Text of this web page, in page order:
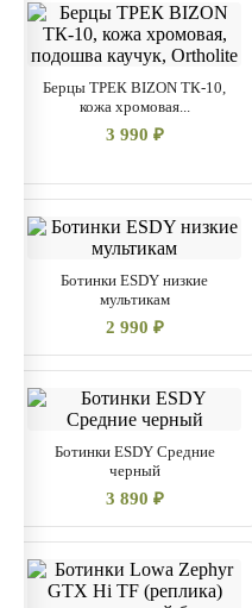
Берцы ТРЕК BIZON ТК-10,
кожа хромовая...
3 990 ₽
Ботинки ESDY низкие
мультикам
2 990 ₽
Ботинки ESDY Средние
черный
3 890 ₽